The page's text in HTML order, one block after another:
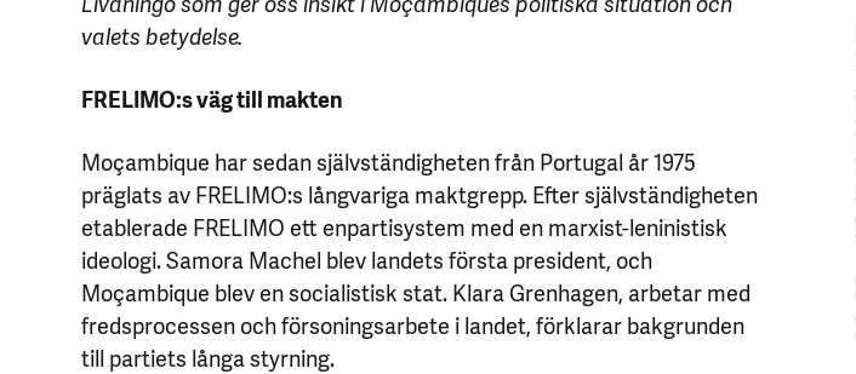
valets betydelse.
FRELIMO:s väg till makten
Moçambique har sedan självständigheten från Portugal år 1975
präglats av FRELIMO:s långvariga maktgrepp. Efter självständigheten
etablerade FRELIMO ett enpartisystem med en marxist-leninistisk
ideologi. Samora Machel blev landets första president, och
Moçambique blev en socialistisk stat. Klara Grenhagen, arbetar med
fredsprocessen och försoningsarbete i landet, förklarar bakgrunden
till partiets långa styrning.